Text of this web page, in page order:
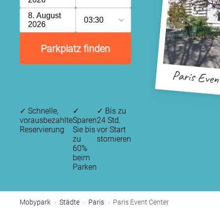
8. August
2026
03:30
Parkplatz finden
Paris
✓ Schnelle,
vorausbezahlte
Reservierung
✓
Sparen
Sie bis
zu
60%
beim
Parken
✓ Bis zu
24 Std.
vor Start
stornieren
Mobypark Städte Paris Paris Event Center